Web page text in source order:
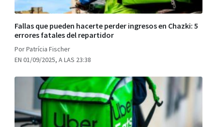
Fallas que pueden hacerte perder ingresos en Chazki: 5
errores fatales del repartidor
Por Patrícia Fischer
EN 01/09/2025, A LAS 23:38